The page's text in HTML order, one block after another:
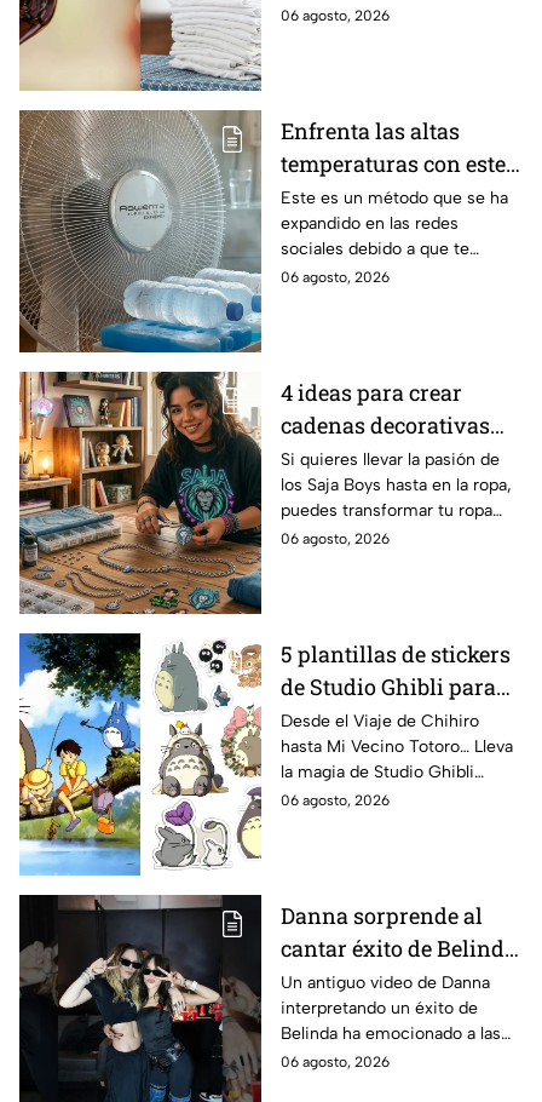
detallaremos cómo lo puedes
06 agosto, 2026
Enfrenta las altas
temperaturas con este
truco de la botella de
plástico en el
ventilador
Este es un método que se ha
expandido en las redes
sociales debido a que te
permite estar más fresco.
06 agosto, 2026
4 ideas para crear
cadenas decorativas
para pantalones
inspiradas en los Saja
Boys
Si quieres llevar la pasión de
los Saja Boys hasta en la ropa,
puedes transformar tu ropa
con preciosas manualidades
06 agosto, 2026
5 plantillas de stickers
de Studio Ghibli para
decorar tus cuadernos
este regreso a clases
Desde el Viaje de Chihiro
hasta Mi Vecino Totoro… Lleva
la magia de Studio Ghibli
directo a tus cuadernos con
06 agosto, 2026
Danna sorprende al
cantar éxito de Belinda
en un video inédito y
ella no tarda en
reaccionar
Un antiguo video de Danna
interpretando un éxito de
Belinda ha emocionado a las
seguidores de ambas artistas.
06 agosto, 2026